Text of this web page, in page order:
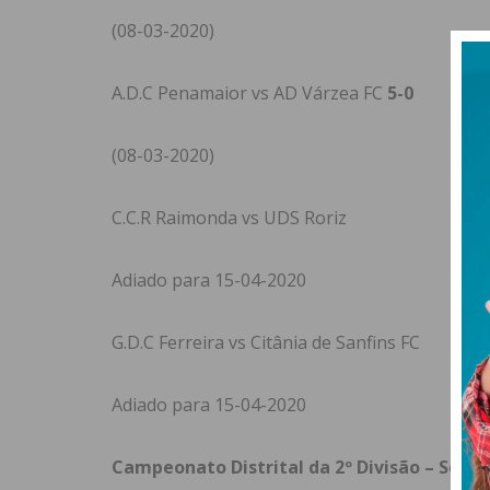
(08-03-2020)
A.D.C Penamaior vs AD Várzea FC 5-0
(08-03-2020)
C.C.R Raimonda vs UDS Roriz
Adiado para 15-04-2020
G.D.C Ferreira vs Citânia de Sanfins FC
Adiado para 15-04-2020
Campeonato Distrital da 2º Divisão – Série